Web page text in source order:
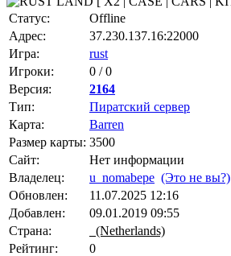
Статус:
Offline
Адрес:
37.230.137.16:22000
Игра:
rust
Игроки:
0 / 0
Версия:
2164
Тип:
Пиратский сервер
Карта:
Barren
Размер карты: 3500
Сайт:
Нет информации
Владелец:
u_nomabepe (Это не вы?)
Обновлен:
11.07.2025 12:16
Добавлен:
09.01.2019 09:55
Страна:
(Netherlands)
Рейтинг:
0